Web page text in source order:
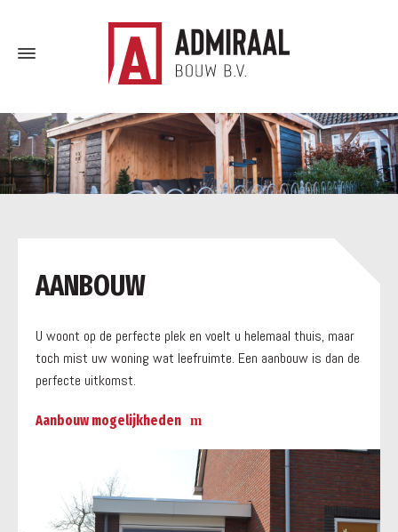
AANBOUW
U woont op de perfecte plek en voelt u helemaal thuis, maar
toch mist uw woning wat leefruimte. Een aanbouw is dan de
perfecte uitkomst.
Aanbouw mogelijkheden